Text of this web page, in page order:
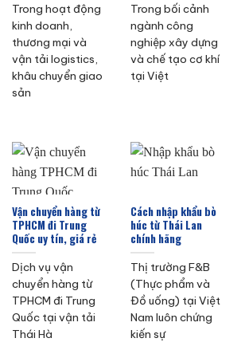
Trong hoạt động
kinh doanh,
thương mại và
vận tải logistics,
khâu chuyển giao
sản
Trong bối cảnh
ngành công
nghiệp xây dựng
và chế tạo cơ khí
tại Việt
Vận chuyển hàng từ
TPHCM đi Trung
Quốc uy tín, giá rẻ
Dịch vụ vận
chuyển hàng từ
TPHCM đi Trung
Quốc tại vận tải
Thái Hà
Cách nhập khẩu bò
húc từ Thái Lan
chính hãng
Thị trường F&B
(Thực phẩm và
Đồ uống) tại Việt
Nam luôn chứng
kiến sự